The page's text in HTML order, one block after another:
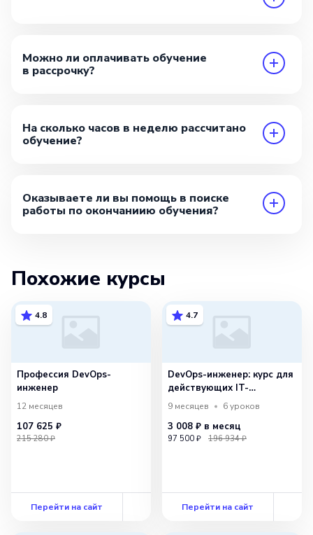
Можно ли оплачивать обучение
в рассрочку?
На сколько часов в неделю рассчитано
обучение?
Оказываете ли вы помощь в поиске
работы по окончаниию обучения?
Похожие курсы
4.8
Профессия DevOps-
инженер
12 месяцев
107 625 ₽
215 280 ₽
Перейти на сайт
4.7
DevOps-инженер: курс для
действующих IT-
специалистов
9 месяцев 6уроков
3 008 ₽ в месяц
97 500 ₽ 196 934 ₽
Перейти на сайт